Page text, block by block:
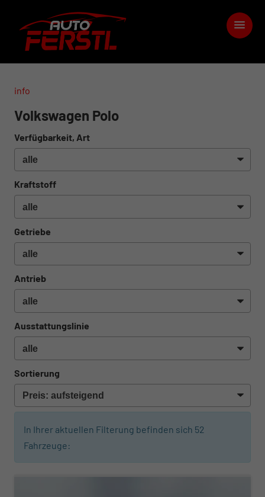
info
Volkswagen Polo
Verfügbarkeit, Art
Kraftstoff
Getriebe
Antrieb
Ausstattungslinie
Sortierung
In Ihrer aktuellen Filterung befinden sich 52
Fahrzeuge: